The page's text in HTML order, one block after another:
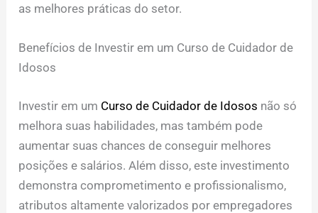
as melhores práticas do setor.
Benefícios de Investir em um Curso de Cuidador de
Idosos
Investir em um Curso de Cuidador de Idosos não só
melhora suas habilidades, mas também pode
aumentar suas chances de conseguir melhores
posições e salários. Além disso, este investimento
demonstra comprometimento e profissionalismo,
atributos altamente valorizados por empregadores